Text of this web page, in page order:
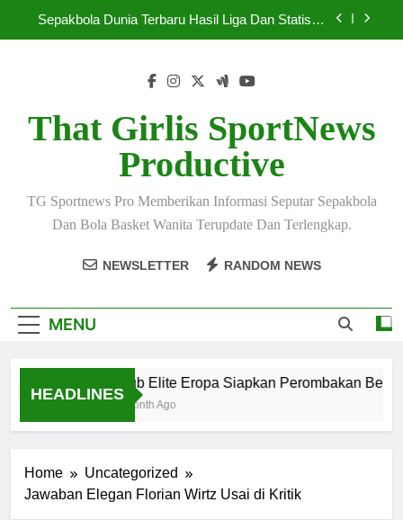
Sepakbola Dunia Terbaru Hasil Liga Dan Statistik
Klub Elite Eropa Siapkan Perombakan Besar
Sepakbola Dunia Terbaru Hasil Liga Dan Statistik
Sepakbola Terbaru 2026 Hadirkan Persaingan
Super Ketat
Pelatih Top Dunia Bahas Strategi Baru Menjelang
Mei 2026
That Girlis SportNews
Productive
TG Sportnews Pro Memberikan Informasi Seputar Sepakbola
Dan Bola Basket Wanita Terupdate Dan Terlengkap.
NEWSLETTER RANDOM NEWS
MENU
HEADLINES
Klub Elite Eropa Siapkan Perombakan Besar
1 Month Ago
Home
Uncategorized
Jawaban Elegan Florian Wirtz Usai di Kritik